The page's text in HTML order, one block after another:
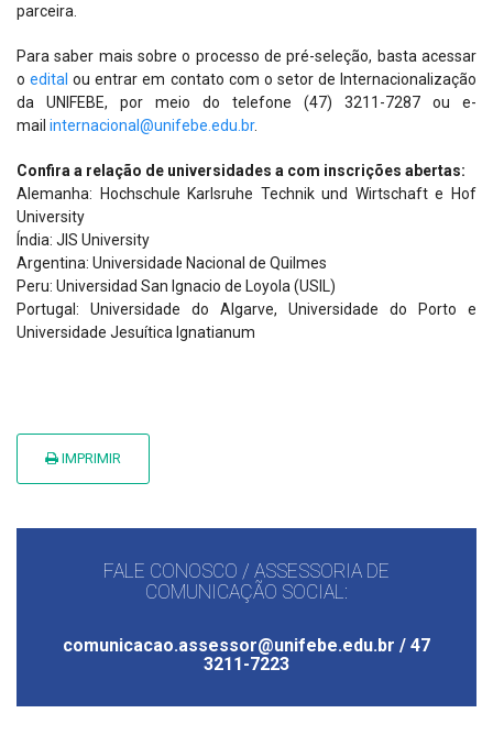
parceira.
Para saber mais sobre o processo de pré-seleção, basta acessar
oedital ou entrar em contato com o setor de Internacionalização
da UNIFEBE, por meio do telefone (47) 3211-7287 ou e-
mail internacional@unifebe.edu.br.
Confira a relação de universidades a com inscrições abertas:
Alemanha: Hochschule Karlsruhe Technik und Wirtschaft e Hof
University
Índia: JIS University
Argentina: Universidade Nacional de Quilmes
Peru: Universidad San Ignacio de Loyola (USIL)
Portugal: Universidade do Algarve, Universidade do Porto e
Universidade Jesuítica Ignatianum
IMPRIMIR
FALE CONOSCO / ASSESSORIA DE
COMUNICAÇÃO SOCIAL:
comunicacao.assessor@unifebe.edu.br / 47
3211-7223